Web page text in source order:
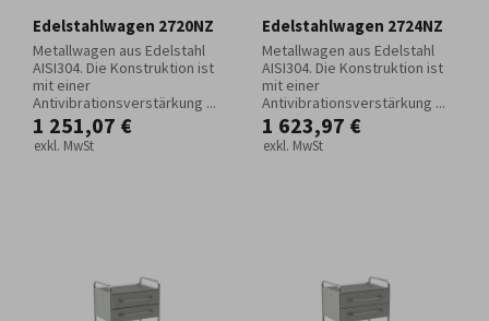
Edelstahlwagen 2720NZ
Metallwagen aus Edelstahl
AISI304. Die Konstruktion ist
mit einer
Antivibrationsverstärkung ...
1 251,07 €
exkl. MwSt
Edelstahlwagen 2724NZ
Metallwagen aus Edelstahl
AISI304. Die Konstruktion ist
mit einer
Antivibrationsverstärkung ...
1 623,97 €
exkl. MwSt